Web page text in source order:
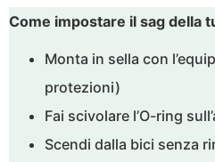
Come impostare il sag della
Monta in sella con
protezioni)
Fai scivolare l’O-ring
Scendi dalla bici senza